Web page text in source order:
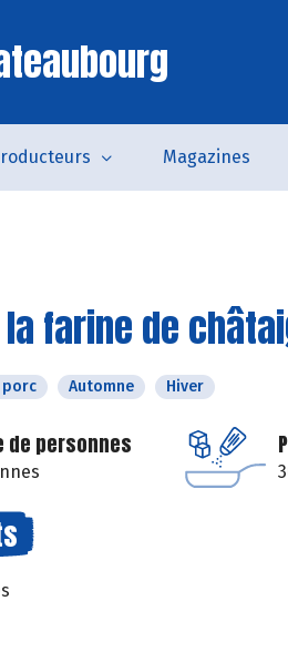
Magazines
farine de
porc Automne Hiver
de personnes